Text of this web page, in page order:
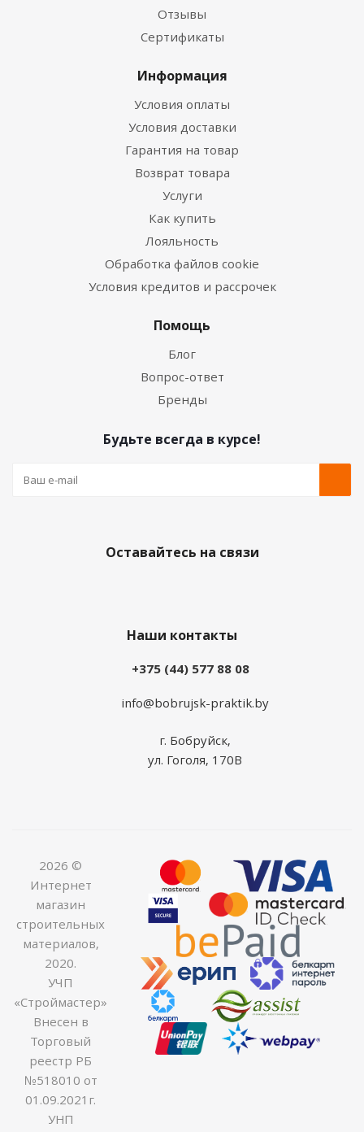
Отзывы
Сертификаты
Информация
Условия оплаты
Условия доставки
Гарантия на товар
Возврат товара
Услуги
Как купить
Лояльность
Обработка файлов cookie
Условия кредитов и рассрочек
Помощь
Блог
Вопрос-ответ
Бренды
Будьте всегда в курсе!
Оставайтесь на связи
Наши контакты
+375 (44) 577 88 08
info@bobrujsk-praktik.by
г. Бобруйск,
ул. Гоголя, 170В
2026 ©
Интернет
магазин
строительных
материалов,
2020.
УЧП
«Строймастер»
Внесен в
Торговый
реестр РБ
№518010 от
01.09.2021г.
УНП